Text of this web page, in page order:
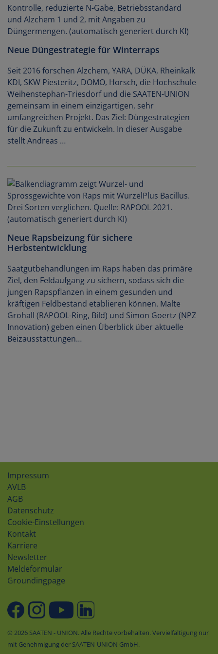
Neue Düngestrategie für Winterraps
Seit 2016 forschen Alzchem, YARA, DÜKA, Rheinkalk
KDI, SKW Piesteritz, DOMO, Horsch, die Hochschule
Weihenstephan-Triesdorf und die SAATEN-UNION
gemeinsam in einem einzigartigen, sehr
umfangreichen Projekt. Das Ziel: Düngestrategien
für die Zukunft zu entwickeln. In dieser Ausgabe
stellt Andreas …
Neue Rapsbeizung für sichere
Herbstentwicklung
Saatgutbehandlungen im Raps haben das primäre
Ziel, den Feldaufgang zu sichern, sodass sich die
jungen Rapspflanzen in einem gesunden und
kräftigen Feldbestand etablieren können. Malte
Grohall (RAPOOL-Ring, Bild) und Simon Goertz (NPZ
Innovation) geben einen Überblick über aktuelle
Beizausstattungen…
Impressum
AVLB
AGB
Datenschutz
Cookie-Einstellungen
Kontakt
Karriere
Newsletter
Meldeformular
Groundingpage
© 2026 SAATEN - UNION. Alle Rechte vorbehalten. Vervielfältigung nur
mit Genehmigung der SAATEN-UNION GmbH.